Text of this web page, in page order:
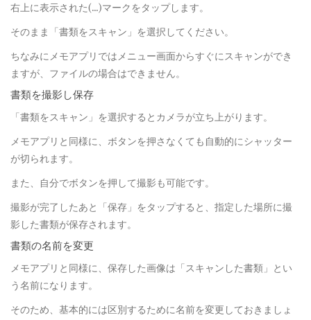
右上に表示された(…)マークをタップします。
そのまま「書類をスキャン」を選択してください。
ちなみにメモアプリではメニュー画面からすぐにスキャンができ
ますが、ファイルの場合はできません。
書類を撮影し保存
「書類をスキャン」を選択するとカメラが立ち上がります。
メモアプリと同様に、ボタンを押さなくても自動的にシャッター
が切られます。
また、自分でボタンを押して撮影も可能です。
撮影が完了したあと「保存」をタップすると、指定した場所に撮
影した書類が保存されます。
書類の名前を変更
メモアプリと同様に、保存した画像は「スキャンした書類」とい
う名前になります。
そのため、基本的には区別するために名前を変更しておきましょ